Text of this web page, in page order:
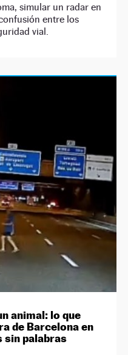
simular un radar en
entre los
vial.
animal: lo que
de Barcelona en
sin palabras